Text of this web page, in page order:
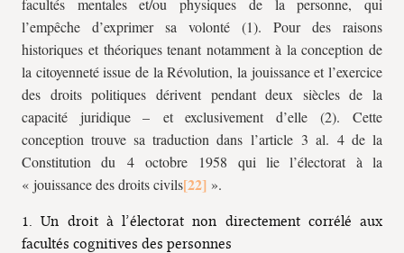
facultés mentales et/ou physiques de la personne, qui
l’empêche d’exprimer sa volonté (1). Pour des raisons
historiques et théoriques tenant notamment à la conception de
la citoyenneté issue de la Révolution, la jouissance et l’exercice
des droits politiques dérivent pendant deux siècles de la
capacité juridique – et exclusivement d’elle (2). Cette
conception trouve sa traduction dans l’article 3 al. 4 de la
Constitution du 4 octobre 1958 qui lie l’électorat à la
« jouissance des droits civils
».
1. Un droit à l’électorat non directement corrélé aux
facultés cognitives des personnes